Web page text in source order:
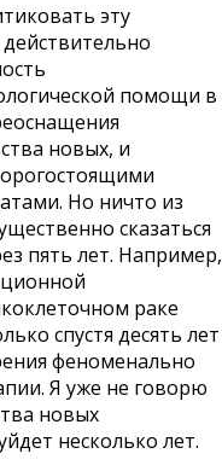
эту
помощи в
новых, и
Но ничто из
сказаться
пять лет. Например,
раке
спустя десять лет
феноменально
Я уже не говорю
новых
несколько лет.